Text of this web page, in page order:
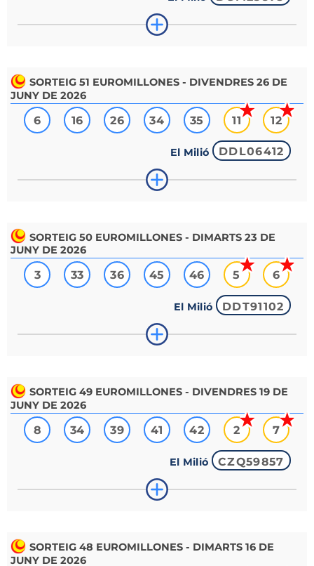
SORTEIG 51 EUROMILLONES - DIVENDRES 26 DE
JUNY DE 2026
6 16 26 34 35 11 12
El Milió DDL06412
SORTEIG 50 EUROMILLONES - DIMARTS 23 DE
JUNY DE 2026
3 33 36 45 46 5 6
El Milió DDT91102
SORTEIG 49 EUROMILLONES - DIVENDRES 19 DE
JUNY DE 2026
8 34 39 41 42 2 7
El Milió CZQ59857
SORTEIG 48 EUROMILLONES - DIMARTS 16 DE
JUNY DE 2026